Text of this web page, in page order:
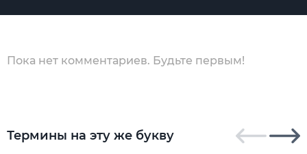
Пока нет комментариев. Будьте первым!
Термины на эту же букву